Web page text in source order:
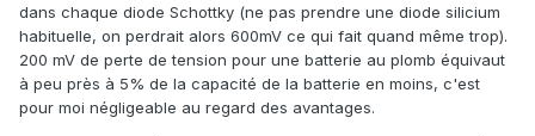
dans chaque diode Schottky (ne pas prendre une diode silicium
habituelle, on perdrait alors 600mV ce qui fait quand même trop).
200 mV de perte de tension pour une batterie au plomb équivaut
à peu près à 5% de la capacité de la batterie en moins, c'est
pour moi négligeable au regard des avantages.